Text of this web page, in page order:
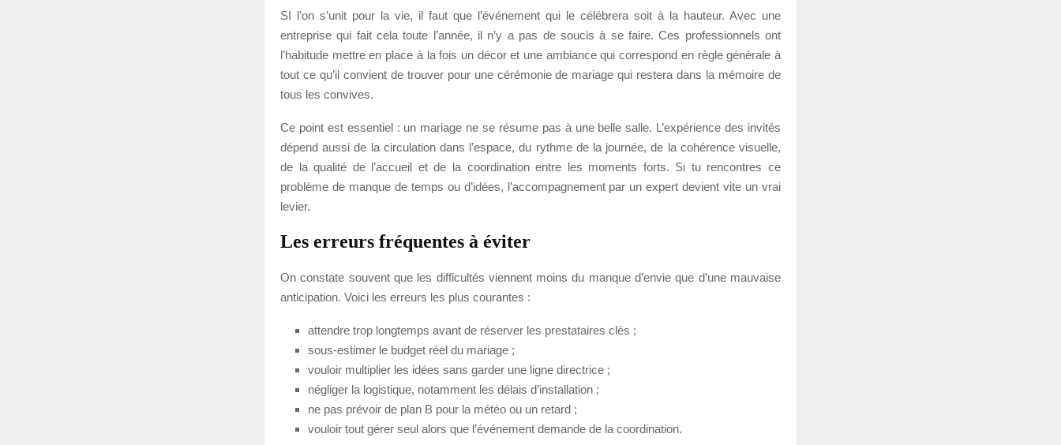
SI l’on s’unit pour la vie, il faut que l’événement qui le célébrera soit à la hauteur. Avec une
entreprise qui fait cela toute l’année, il n’y a pas de soucis à se faire. Ces professionnels ont
l’habitude mettre en place à la fois un décor et une ambiance qui correspond en règle générale à
tout ce qu’il convient de trouver pour une cérémonie de mariage qui restera dans la mémoire de
tous les convives.
Ce point est essentiel : un mariage ne se résume pas à une belle salle. L’expérience des invités
dépend aussi de la circulation dans l’espace, du rythme de la journée, de la cohérence visuelle,
de la qualité de l’accueil et de la coordination entre les moments forts. Si tu rencontres ce
problème de manque de temps ou d’idées, l’accompagnement par un expert devient vite un vrai
levier.
Les erreurs fréquentes à éviter
On constate souvent que les difficultés viennent moins du manque d’envie que d’une mauvaise
anticipation. Voici les erreurs les plus courantes :
attendre trop longtemps avant de réserver les prestataires clés ;
sous-estimer le budget réel du mariage ;
vouloir multiplier les idées sans garder une ligne directrice ;
négliger la logistique, notamment les délais d’installation ;
ne pas prévoir de plan B pour la météo ou un retard ;
vouloir tout gérer seul alors que l’événement demande de la coordination.